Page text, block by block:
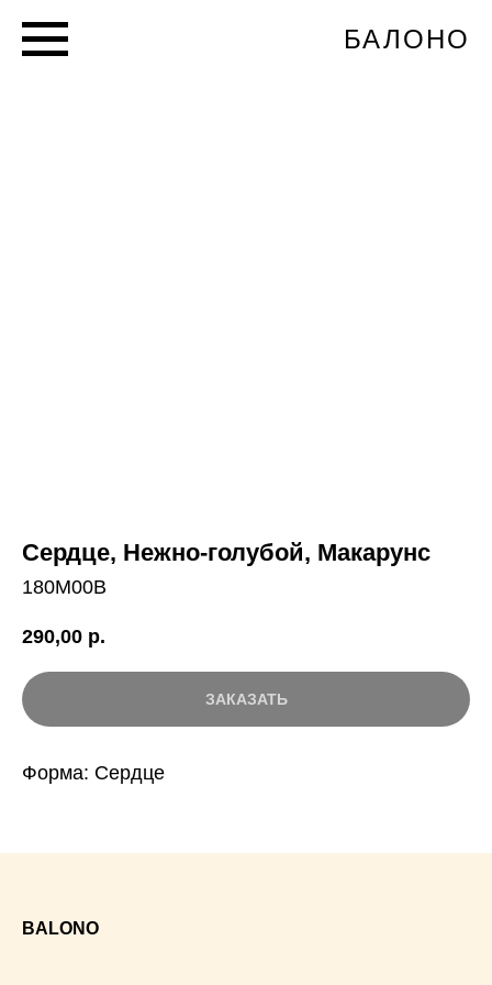
БАЛОНО
Сердце, Нежно-голубой, Макарунс
180M00B
290,00 р.
ЗАКАЗАТЬ
Форма: Сердце
BALONO